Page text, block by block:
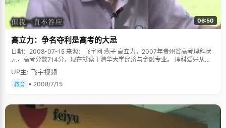
06:50
高立力：争名夺利是高考的大忌
日期：2008-07-15 来源：飞宇网 燕子 高立力，2007年贵州省高考理科状
元，高考分数714分，现在就读于清华大学经济与金融专业。 理科爱好从小
培养 高立力的妈妈是法官，爸爸是教师，他们对儿子的启蒙教育从讲故事和
背唐诗开始，尽管如此，高立力的语文成绩还是不尽人意。他对理科的爱好
从小就显出雏形，对神秘的自然界，以及各种生物和生长规律充满了好
就是自然和生物，他会跑到郊区抓蝴蝶、飞蛾回来做标本，还常常把看到的
不知名小虫、黄鳝、蜻蜓等等带回家里研究，让爱干净的妈妈又爱又恨。上
生物课的时候教种豆芽，高立力就自己弄来堆黄豆和小盆，按照书上写的每
UP主: 飞宇视频
教育 • 2008/7/15